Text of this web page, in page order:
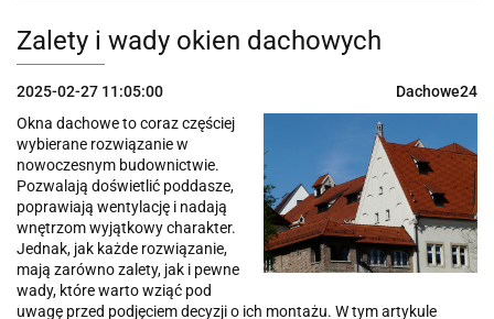
Zalety i wady okien dachowych
2025-02-27 11:05:00
Dachowe24
Okna dachowe to coraz częściej
wybierane rozwiązanie w
nowoczesnym budownictwie.
Pozwalają doświetlić poddasze,
poprawiają wentylację i nadają
wnętrzom wyjątkowy charakter.
Jednak, jak każde rozwiązanie,
mają zarówno zalety, jak i pewne
wady, które warto wziąć pod
uwagę przed podjęciem decyzji o ich montażu. W tym artykule